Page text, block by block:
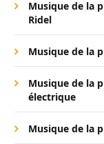
Musique de la
Ridel
Musique de la
Musique de la
électrique
Musique de la